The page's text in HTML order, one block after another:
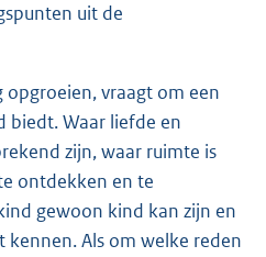
uit de
opgroeien, vraagt om een
biedt. Waar liefde en
zijn, waar ruimte is
ontdekken en te
gewoon kind kan zijn en
kennen. Als om welke reden